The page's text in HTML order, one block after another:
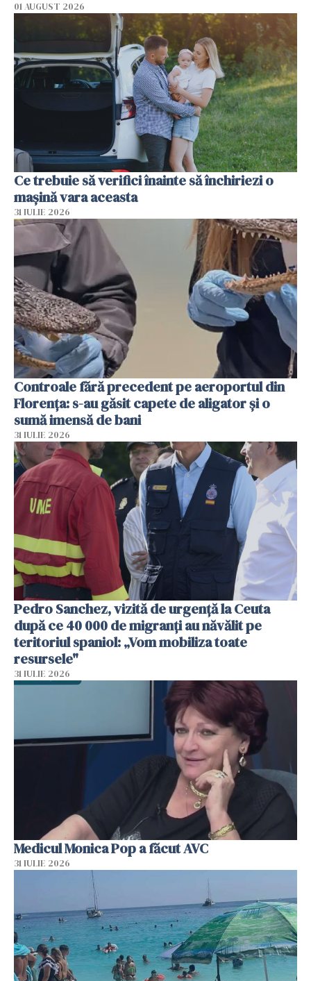
01 AUGUST 2026
Ce trebuie să verifici înainte să închiriezi o
mașină vara aceasta
31 IULIE 2026
Controale fără precedent pe aeroportul din
Florența: s-au găsit capete de aligator și o
sumă imensă de bani
31 IULIE 2026
Pedro Sanchez, vizită de urgență la Ceuta
după ce 40 000 de migranți au năvălit pe
teritoriul spaniol: „Vom mobiliza toate
resursele"
31 IULIE 2026
Medicul Monica Pop a făcut AVC
31 IULIE 2026